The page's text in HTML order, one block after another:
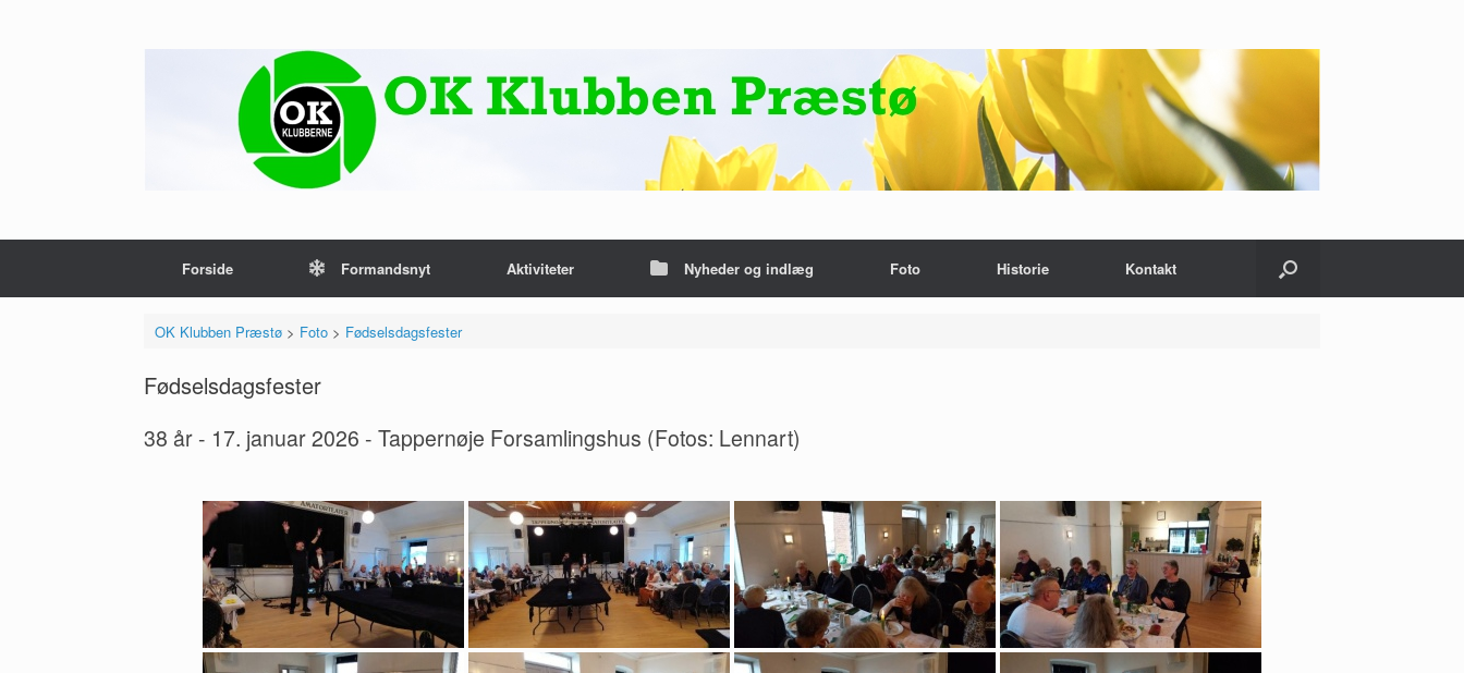
Forside Formandsnyt Aktiviteter Nyheder og indlæg Foto Historie Kontakt
OK Klubben Præstø> Foto> Fødselsdagsfester
Fødselsdagsfester
38 år - 17. januar 2026 - Tappernøje Forsamlingshus (Fotos: Lennart)